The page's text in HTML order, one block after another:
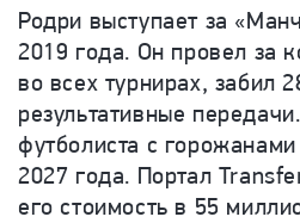
Родри выступает за
2019 года. Он провел за
во всех турнирах, забил
результативные
футболиста с
2027 года. Портал
его стоимость в 55